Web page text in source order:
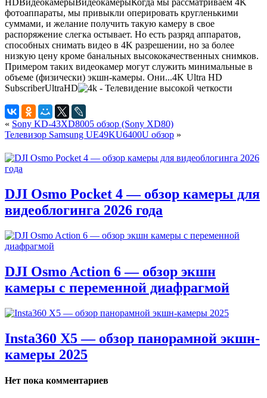
HDВидеокамерыВидеокамерыКогда мы рассматриваем 4K
фотоаппараты, мы привыкли оперировать кругленькими
суммами, и желание получить такую камеру в свое
распоряжение слегка остывает. Но есть разряд аппаратов,
способных снимать видео в 4K разрешении, но за более
низкую цену кроме банальных высококачественных снимков.
Примером таких видеокамер могут служить минимальные в
объеме (физически) экшн-камеры. Они...4K Ultra HD
SubscriberUltraHD
« Sony KD-43XD8005 обзор (Sony XD80)
Телевизор Samsung UE49KU6400U обзор »
DJI Osmo Pocket 4 — обзор камеры для
видеоблогинга 2026 года
DJI Osmo Action 6 — обзор экшн
камеры с переменной диафрагмой
Insta360 X5 — обзор панорамной экшн-
камеры 2025
Нет пока комментариев